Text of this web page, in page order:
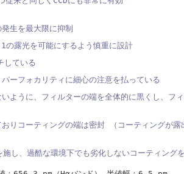
生を最大限に抑制
の露光を可能にするよう慎重に設計
している
ーフォカリティに細心の注意を払っている
ように、フィルターの端を全体的に黒くし、フ
りコーティングの端は密封 （コーティングが
、過酷な環境下でも劣化しないコーティングを